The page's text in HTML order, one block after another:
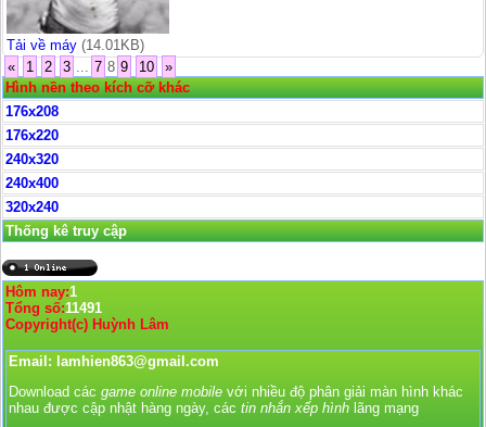
Tải về máy (14.01KB)
«
1 2 3 ... 7 8 9 10
»
Hình nền theo kích cỡ khác
176x208
176x220
240x320
240x400
320x240
Thống kê truy cập
Hôm nay:1
Tổng số:11491
Copyright(c) Huỳnh Lâm
Email: lamhien863@gmail.com
Download các game online mobile với nhiều độ phân giải màn hình khác
nhau được cập nhật hàng ngày, các tin nhắn xếp hình lãng mạng